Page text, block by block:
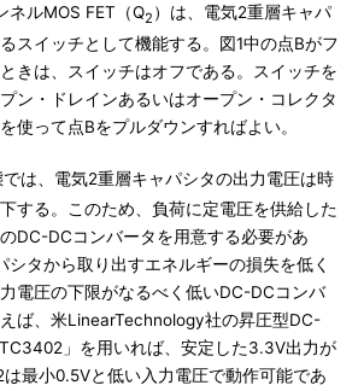
ルMOS FET（Q2 ）は、電気2重層キャパ
スイッチとして機能する。図1中の点Bがフ
きは、スイッチはオフである。スイッチを
ン・ドレインあるいはオープン・コレクタ
使って点Bをプルダウンすればよい。
は、電気2重層キャパシタの出力電圧は時
する。このため、負荷に定電圧を供給した
DC-DCコンバータを用意する必要があ
シタから取り出すエネルギーの損失を低く
電圧の下限がなるべく低いDC-DCコンバ
ば、米LinearTechnology社の昇圧型DC-
」を用いれば、安定した3.3V出力が
最小0.5Vと低い入力電圧で動作可能であ